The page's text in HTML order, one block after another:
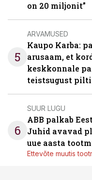
on 20 miljonit”
5
ARVAMUSED
Kaupo Karba:
arusaam, et
keskkonnale
teistsugust pilti
6
SUUR LUGU
ABB palkab
Juhid avavad
uue aasta
Ettevõte muutis